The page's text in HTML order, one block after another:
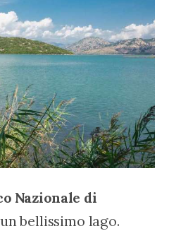
Nazionale di
un bellissimo lago.